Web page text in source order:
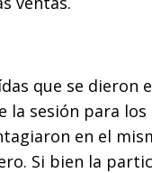
que se dieron
la sesión para los
en el
Si bien la